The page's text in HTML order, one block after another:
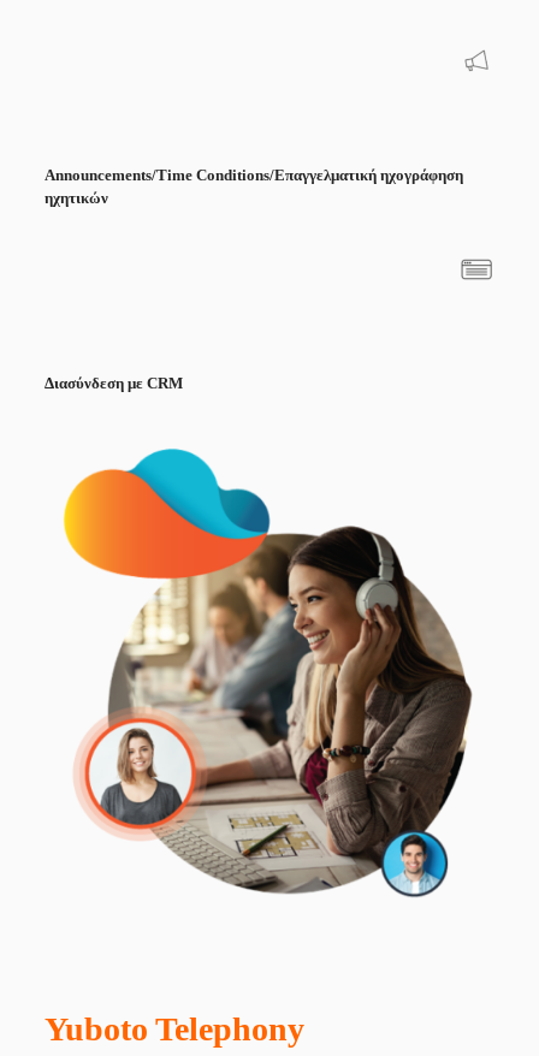
Announcements/Time Conditions/Επαγγελματική ηχογράφηση
ηχητικών
Διασύνδεση με CRM
Yuboto Telephony